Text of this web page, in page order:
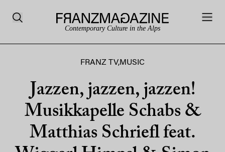
Contemporary Culture in the Alps
FRANZ TV,MUSIC
Jazzen, jazzen, jazzen!
Musikkapelle Schabs &
Matthias Schriefl feat.